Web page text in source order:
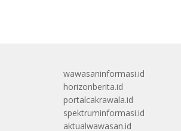
wawasaninformasi.id
horizonberita.id
portalcakrawala.id
spektruminformasi.id
aktualwawasan.id